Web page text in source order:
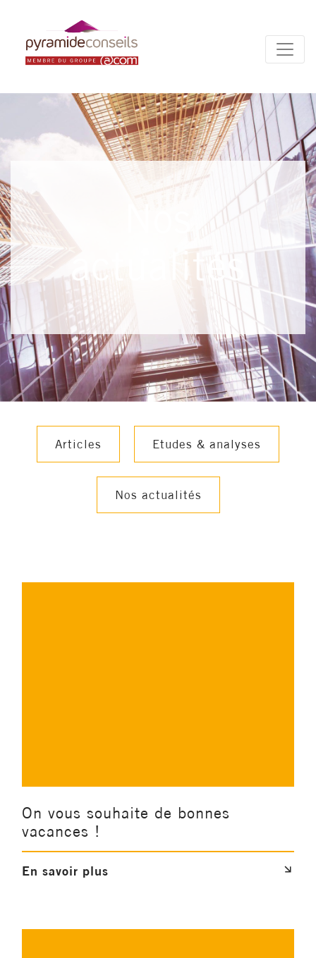
actualités
Articles Etudes & analyses
Nos actualités
On vous souhaite de bonnes
vacances !
En savoir plus